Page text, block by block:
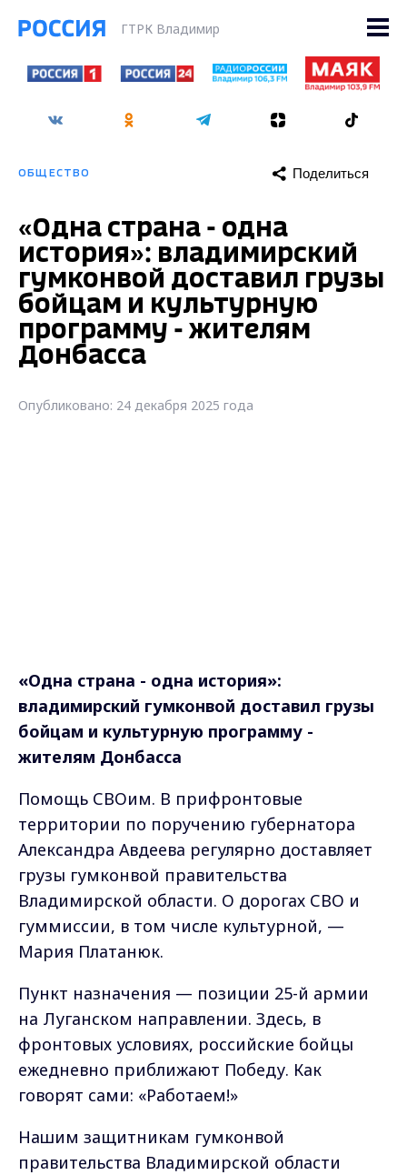
ГТРК Владимир
ОБЩЕСТВО Поделиться
«Одна страна - одна
история»: владимирский
гумконвой доставил грузы
бойцам и культурную
программу - жителям
Донбасса
Опубликовано: 24 декабря 2025 года
«Одна страна - одна история»:
владимирский гумконвой доставил грузы
бойцам и культурную программу -
жителям Донбасса
Помощь СВОим. В прифронтовые
территории по поручению губернатора
Александра Авдеева регулярно доставляет
грузы гумконвой правительства
Владимирской области. О дорогах СВО и
гуммиссии, в том числе культурной, —
Мария Платанюк.
Пункт назначения — позиции 25-й армии
на Луганском направлении. Здесь, в
фронтовых условиях, российские бойцы
ежедневно приближают Победу. Как
говорят сами: «Работаем!»
Нашим защитникам гумконвой
правительства Владимирской области